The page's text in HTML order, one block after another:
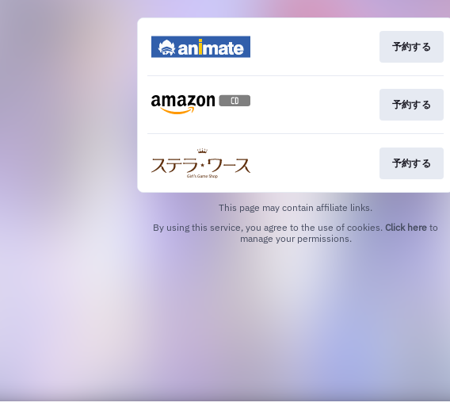
予約する
予約する
予約する
This page may contain affiliate links.
By using this service, you agree to the use of cookies. Click here to
manage your permissions.